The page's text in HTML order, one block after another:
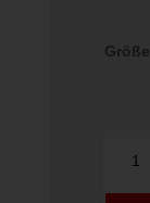
Größe